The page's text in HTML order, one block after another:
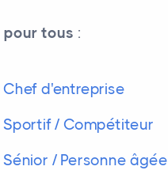
pour tous :
Chef d'entreprise
Sportif / Compétiteur
Sénior / Personne âgée